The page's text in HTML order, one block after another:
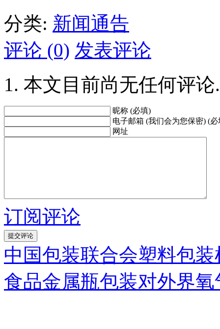
分类: 新闻通告
评论 (0) 发表评论
本文目前尚无任何评论.
昵称 (必填)
电子邮箱 (我们会为您保密) (必
网址
订阅评论
中国包装联合会塑料包
食品金属瓶包装对外界